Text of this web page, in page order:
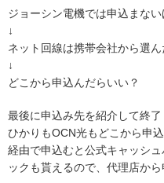
ジョーシン電機では申込まな
↓
ネット回線は携帯会社から選
↓
どこから申込んだらいい？
最後に申込み先を紹介して終
ひかりもOCN光もどこから申
経由で申込むと公式キャッシ
ックも貰えるので、代理店から